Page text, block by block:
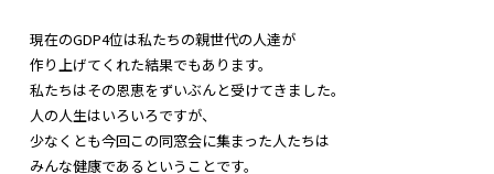
現在のGDP4位は私たちの親世代の人達が
作り上げてくれた結果でもあります。
私たちはその恩恵をずいぶんと受けてきました。
人の人生はいろいろですが、
少なくとも今回この同窓会に集まった人たちは
みんな健康であるということです。